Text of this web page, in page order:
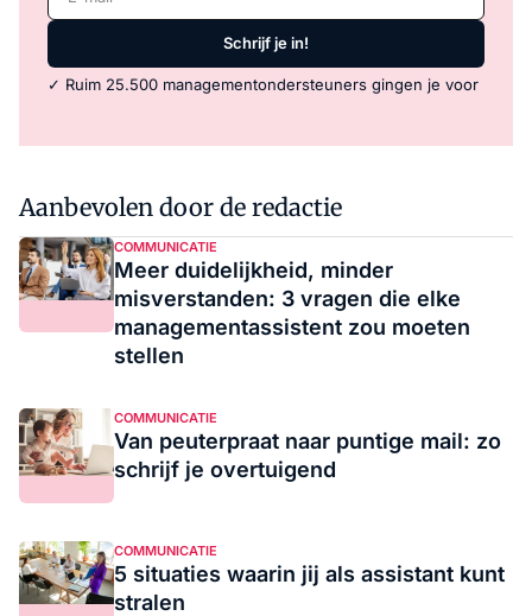
Schrijf je in!
✓ Ruim 25.500 managementondersteuners gingen je voor
Aanbevolen door de redactie
COMMUNICATIE
Meer duidelijkheid, minder
misverstanden: 3 vragen die elke
managementassistent zou moeten
stellen
COMMUNICATIE
Van peuterpraat naar puntige mail: zo
schrijf je overtuigend
COMMUNICATIE
5 situaties waarin jij als assistant kunt
stralen